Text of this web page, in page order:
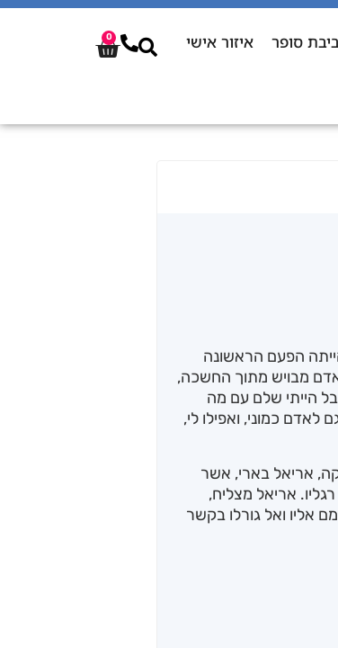
סופר איזור אישי 0
הפעם הראשונה
אדם מבויש מתוך החשכה,
הייתי שלם עם מה
כמוני, ואפילו לי,
אריאל בארי, אשר
אריאל מצליח,
אליו ואל גורלו בקשר